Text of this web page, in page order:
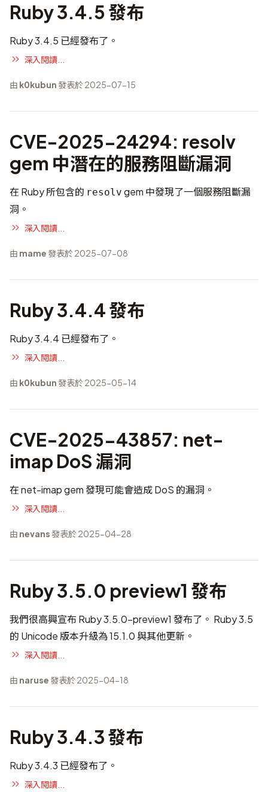
Ruby 3.4.5 發布
Ruby 3.4.5 已經發布了。
深入閱讀...
由 k0kubun發表於 2025-07-15
CVE-2025-24294: resolv
gem 中潛在的服務阻斷漏洞
在 Ruby 所包含的 resolv gem 中發現了一個服務阻斷漏
洞。
深入閱讀...
由 mame發表於 2025-07-08
Ruby 3.4.4 發布
Ruby 3.4.4 已經發布了。
深入閱讀...
由 k0kubun發表於 2025-05-14
CVE-2025-43857: net-
imap DoS 漏洞
在 net-imap gem 發現可能會造成 DoS 的漏洞。
深入閱讀...
由 nevans發表於 2025-04-28
Ruby 3.5.0 preview1 發布
我們很高興宣布 Ruby 3.5.0-preview1 發布了。 Ruby 3.5
的 Unicode 版本升級為 15.1.0 與其他更新。
深入閱讀...
由 naruse發表於 2025-04-18
Ruby 3.4.3 發布
Ruby 3.4.3 已經發布了。
深入閱讀...